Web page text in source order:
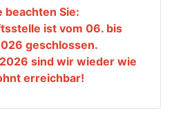
beachten Sie:
ist vom 06. bis
geschlossen.
sind wir wieder wie
erreichbar!